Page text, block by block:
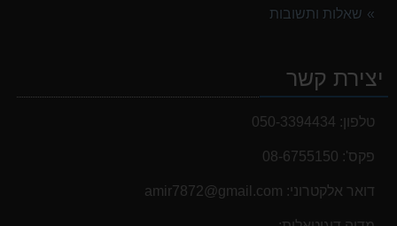
שאלות ותשובות
יצירת קשר
טלפון: 050-3394434
פקס': 08-6755150
דואר אלקטרוני: ‫amir7872@gmail.com‬